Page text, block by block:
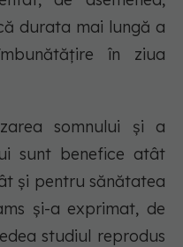
durata mai lungă a
în ziua
somnului și a
sunt benefice atât
și pentru sănătatea
și-a exprimat, de
studiul reprodus